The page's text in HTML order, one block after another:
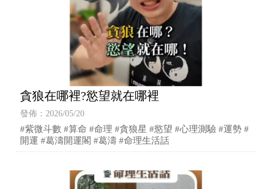
貪狼在哪裡?慾望就在哪裡
發佈：2026/05/20
#紫微斗數 #算命 #命理 #貪狼星 #慾望 #心理測驗 #運勢 #
開運 #葛濤開運閣 #葛濤 #命理生活話